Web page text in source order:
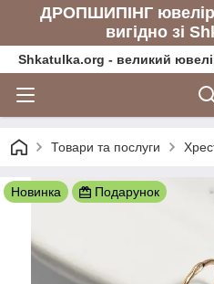
ДРОПШИПІНГ
вигідно зі
Shkatulka.org - великий
Товари та послуги
Новинка Подарунок